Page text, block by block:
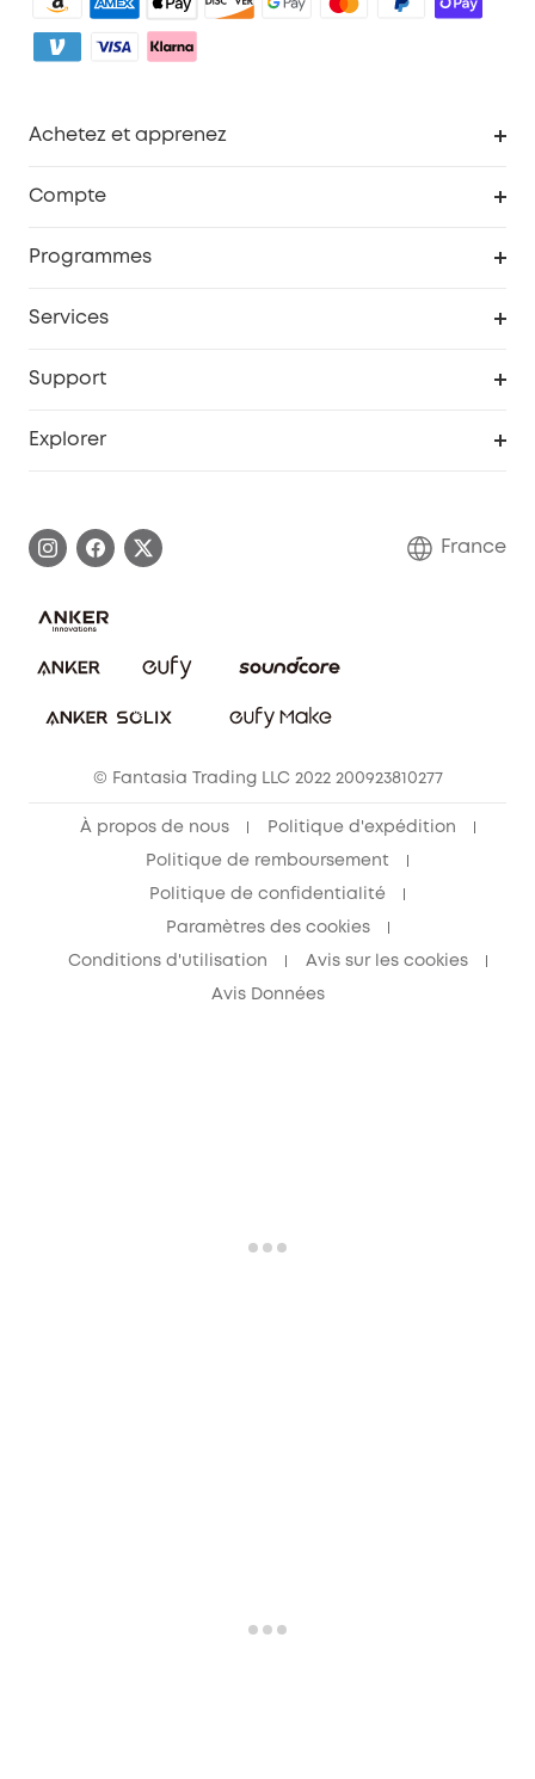
Achetez et apprenez
Compte
Programmes
Services
Support
Annuler la commande
Explorer
Communauté eufy Security
France
© Fantasia Trading LLC 2022 200923810277
À propos de nous Politique d'expédition
Politique de remboursement
Politique de confidentialité
Paramètres des cookies
Conditions d'utilisation Avis sur les cookies
Avis Données